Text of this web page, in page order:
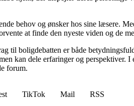
behov og ønsker hos sine læsere.
at finde den nyeste viden og de
til boligdebatten er både
kan dele erfaringer og
forum.
TikTok Mail
RSS